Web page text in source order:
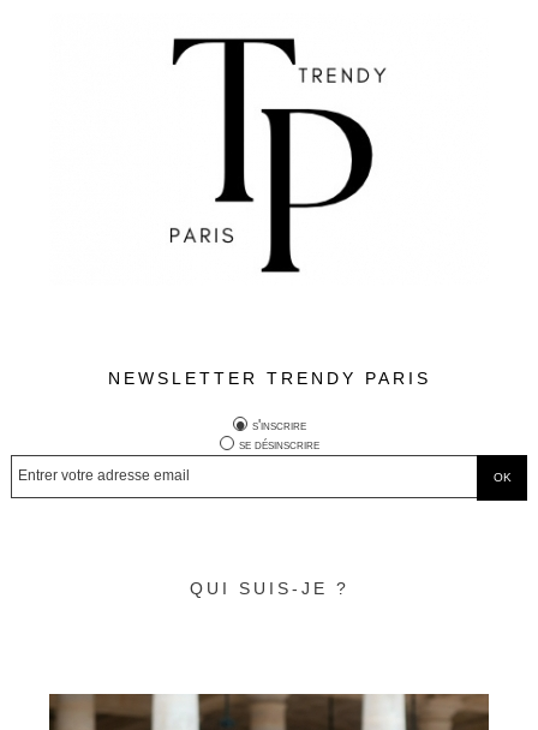
NEWSLETTER TRENDY PARIS
s'inscrire
se désinscrire
QUI SUIS-JE ?